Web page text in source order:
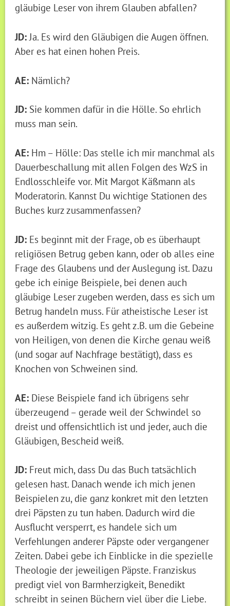
gläubige Leser von ihrem Glauben abfallen?
JD: Ja. Es wird den Gläubigen die Augen öffnen.
Aber es hat einen hohen Preis.
AE: Nämlich?
JD: Sie kommen dafür in die Hölle. So ehrlich
muss man sein.
AE: Hm – Hölle: Das stelle ich mir manchmal als
Dauerbeschallung mit allen Folgen des WzS in
Endlosschleife vor. Mit Margot Käßmann als
Moderatorin. Kannst Du wichtige Stationen des
Buches kurz zusammenfassen?
JD: Es beginnt mit der Frage, ob es überhaupt
religiösen Betrug geben kann, oder ob alles eine
Frage des Glaubens und der Auslegung ist. Dazu
gebe ich einige Beispiele, bei denen auch
gläubige Leser zugeben werden, dass es sich um
Betrug handeln muss. Für atheistische Leser ist
es außerdem witzig. Es geht z.B. um die Gebeine
von Heiligen, von denen die Kirche genau weiß
(und sogar auf Nachfrage bestätigt), dass es
Knochen von Schweinen sind.
AE: Diese Beispiele fand ich übrigens sehr
überzeugend – gerade weil der Schwindel so
dreist und offensichtlich ist und jeder, auch die
Gläubigen, Bescheid weiß.
JD: Freut mich, dass Du das Buch tatsächlich
gelesen hast. Danach wende ich mich jenen
Beispielen zu, die ganz konkret mit den letzten
drei Päpsten zu tun haben. Dadurch wird die
Ausflucht versperrt, es handele sich um
Verfehlungen anderer Päpste oder vergangener
Zeiten. Dabei gebe ich Einblicke in die spezielle
Theologie der jeweiligen Päpste. Franziskus
predigt viel von Barmherzigkeit, Benedikt
schreibt in seinen Büchern viel über die Liebe.